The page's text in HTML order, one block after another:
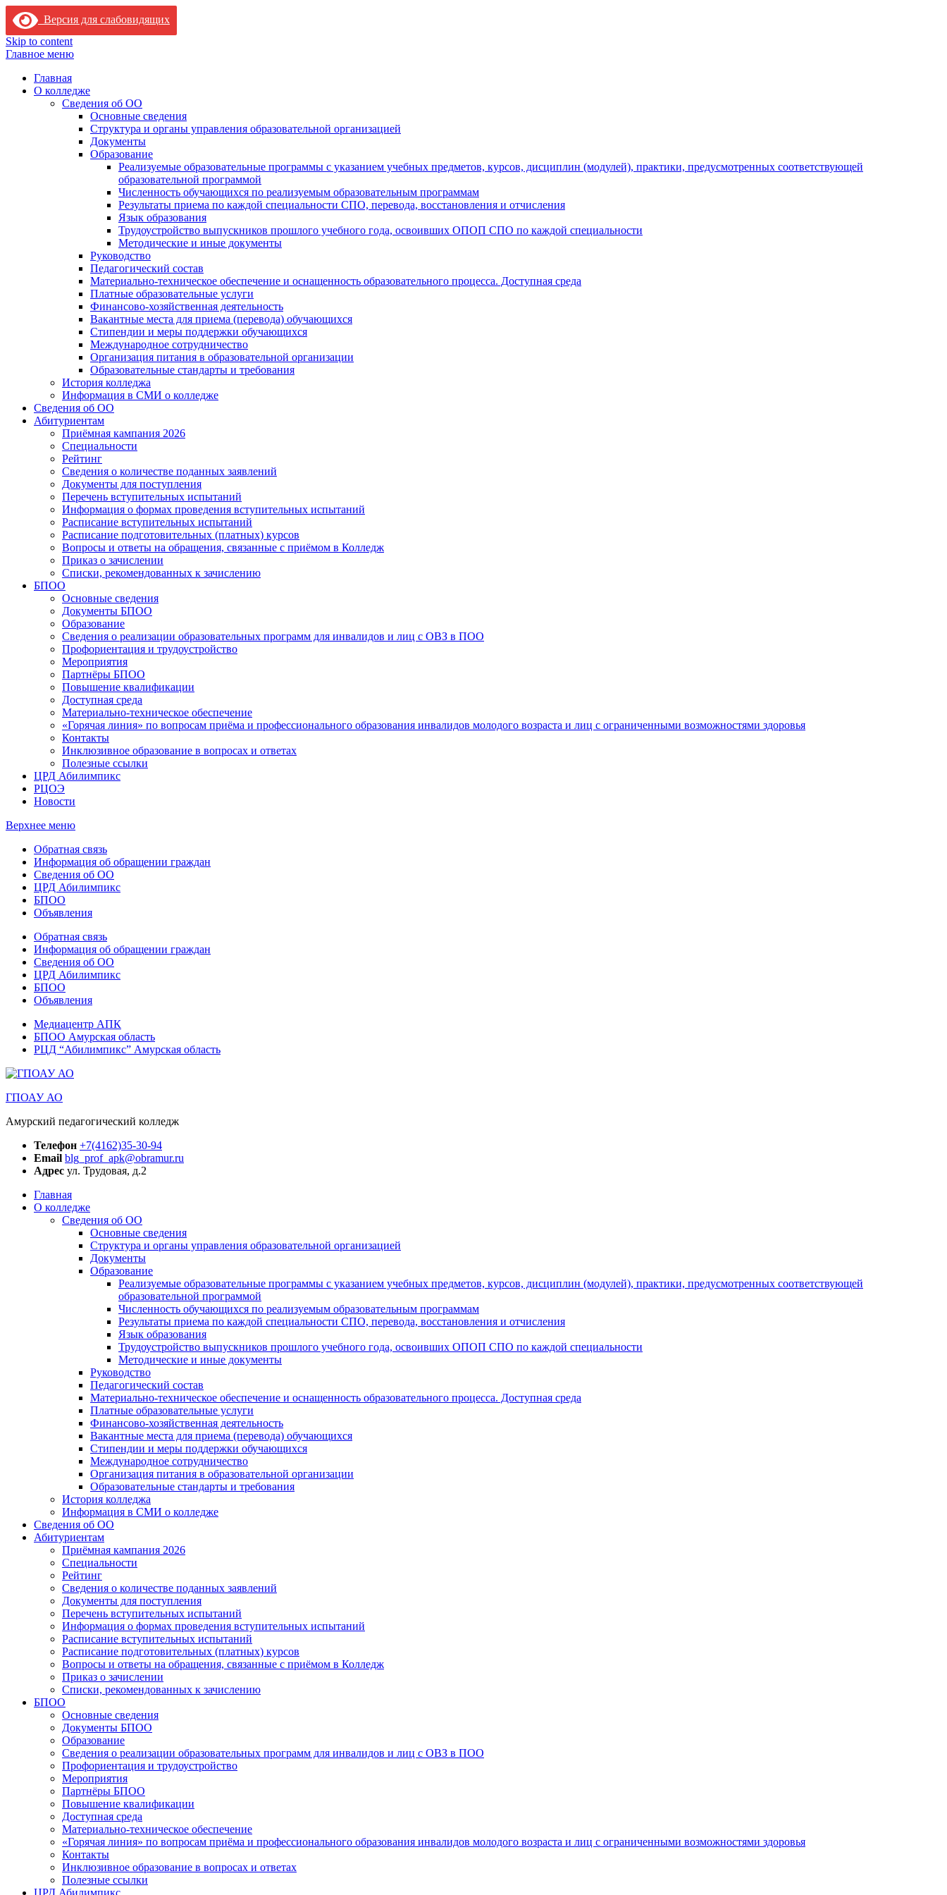
Версия для слабовидящих
Skip to content
Главное меню
Главная
О колледже
Сведения об ОО
Основные сведения
Структура и органы управления образовательной организацией
Документы
Образование
Реализуемые образовательные программы с указанием учебных предметов, курсов, дисциплин (модулей), практики, предусмотренных соответствующей
образовательной программой
Численность обучающихся по реализуемым образовательным программам
Результаты приема по каждой специальности СПО, перевода, восстановления и отчисления
Язык образования
Трудоустройство выпускников прошлого учебного года, освоивших ОПОП СПО по каждой специальности
Методические и иные документы
Руководство
Педагогический состав
Материально-техническое обеспечение и оснащенность образовательного процесса. Доступная среда
Платные образовательные услуги
Финансово-хозяйственная деятельность
Вакантные места для приема (перевода) обучающихся
Стипендии и меры поддержки обучающихся
Международное сотрудничество
Организация питания в образовательной организации
Образовательные стандарты и требования
История колледжа
Информация в СМИ о колледже
Сведения об ОО
Абитуриентам
Приёмная кампания 2026
Специальности
Рейтинг
Сведения о количестве поданных заявлений
Документы для поступления
Перечень вступительных испытаний
Информация о формах проведения вступительных испытаний
Расписание вступительных испытаний
Расписание подготовительных (платных) курсов
Вопросы и ответы на обращения, связанные с приёмом в Колледж
Приказ о зачислении
Списки, рекомендованных к зачислению
БПОО
Основные сведения
Документы БПОО
Образование
Сведения о реализации образовательных программ для инвалидов и лиц с ОВЗ в ПОО
Профориентация и трудоустройство
Мероприятия
Партнёры БПОО
Повышение квалификации
Доступная среда
Материально-техническое обеспечение
«Горячая линия» по вопросам приёма и профессионального образования инвалидов молодого возраста и лиц с ограниченными возможностями здоровья
Контакты
Инклюзивное образование в вопросах и ответах
Полезные ссылки
ЦРД Абилимпикс
РЦОЭ
Новости
Верхнее меню
Обратная связь
Информация об обращении граждан
Сведения об ОО
ЦРД Абилимпикс
БПОО
Объявления
Обратная связь
Информация об обращении граждан
Сведения об ОО
ЦРД Абилимпикс
БПОО
Объявления
Медиацентр АПК
БПОО Амурская область
РЦД “Абилимпикс” Амурская область
ГПОАУ АО
Амурский педагогический колледж
Телефон +7(4162)35-30-94
Email blg_prof_apk@obramur.ru
Адрес ул. Трудовая, д.2
Главная
О колледже
Сведения об ОО
Основные сведения
Структура и органы управления образовательной организацией
Документы
Образование
Реализуемые образовательные программы с указанием учебных предметов, курсов, дисциплин (модулей), практики, предусмотренных соответствующей
образовательной программой
Численность обучающихся по реализуемым образовательным программам
Результаты приема по каждой специальности СПО, перевода, восстановления и отчисления
Язык образования
Трудоустройство выпускников прошлого учебного года, освоивших ОПОП СПО по каждой специальности
Методические и иные документы
Руководство
Педагогический состав
Материально-техническое обеспечение и оснащенность образовательного процесса. Доступная среда
Платные образовательные услуги
Финансово-хозяйственная деятельность
Вакантные места для приема (перевода) обучающихся
Стипендии и меры поддержки обучающихся
Международное сотрудничество
Организация питания в образовательной организации
Образовательные стандарты и требования
История колледжа
Информация в СМИ о колледже
Сведения об ОО
Абитуриентам
Приёмная кампания 2026
Специальности
Рейтинг
Сведения о количестве поданных заявлений
Документы для поступления
Перечень вступительных испытаний
Информация о формах проведения вступительных испытаний
Расписание вступительных испытаний
Расписание подготовительных (платных) курсов
Вопросы и ответы на обращения, связанные с приёмом в Колледж
Приказ о зачислении
Списки, рекомендованных к зачислению
БПОО
Основные сведения
Документы БПОО
Образование
Сведения о реализации образовательных программ для инвалидов и лиц с ОВЗ в ПОО
Профориентация и трудоустройство
Мероприятия
Партнёры БПОО
Повышение квалификации
Доступная среда
Материально-техническое обеспечение
«Горячая линия» по вопросам приёма и профессионального образования инвалидов молодого возраста и лиц с ограниченными возможностями здоровья
Контакты
Инклюзивное образование в вопросах и ответах
Полезные ссылки
ЦРД Абилимпикс